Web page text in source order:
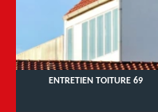
ENTRETIEN TOITURE 69